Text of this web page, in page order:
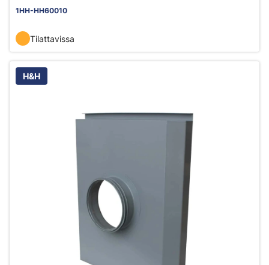
1HH-HH60010
Tilattavissa
H&H